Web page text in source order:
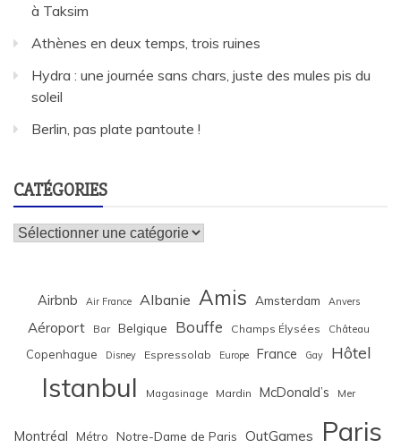
à Taksim
Athènes en deux temps, trois ruines
Hydra : une journée sans chars, juste des mules pis du
soleil
Berlin, pas plate pantoute !
CATÉGORIES
Catégories
Airbnb Air France Albanie Amis Amsterdam Anvers
Aéroport Bar Belgique Bouffe Champs Élysées Château
Copenhague Disney Espressolab Europe France Gay Hôtel
Istanbul Magasinage Mardin McDonald’s Mer
Montréal Métro Notre-Dame de Paris OutGames Paris